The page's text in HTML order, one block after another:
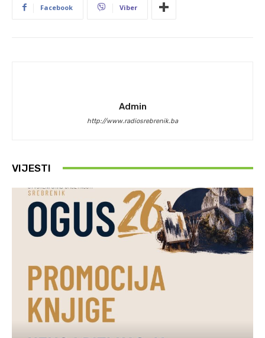
Facebook Viber
Admin
http://www.radiosrebrenik.ba
VIJESTI